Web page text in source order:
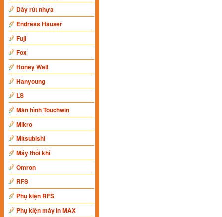
Dây rút nhựa
Endress Hauser
Fuji
Fox
Honey Well
Hanyoung
LS
Màn hình Touchwin
Mikro
Mitsubishi
Máy thổi khí
Omron
RFS
Phụ kiện RFS
Phụ kiện máy in MAX